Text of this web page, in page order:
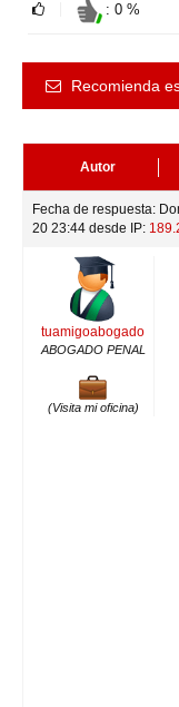
: 0 %
Recomienda
Autor
Fecha de respuesta:
20 23:44 desde IP:
tuamigoabogado
ABOGADO PENAL
(Visita mi oficina)